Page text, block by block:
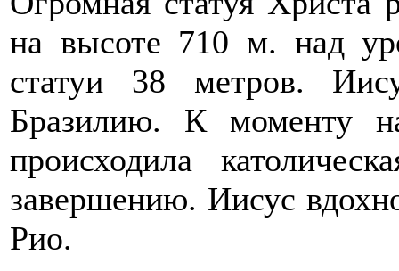
на высоте 710 м. над
статуи 38 метров.
Бразилию. К моменту
происходила
завершению. Иисус
Рио.